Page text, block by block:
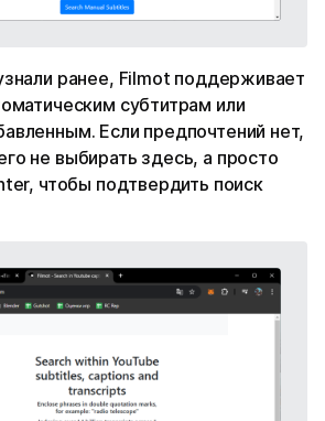
ранее, Filmot поддерживает
субтитрам или
Если предпочтений нет,
не выбирать здесь, а просто
чтобы подтвердить поиск